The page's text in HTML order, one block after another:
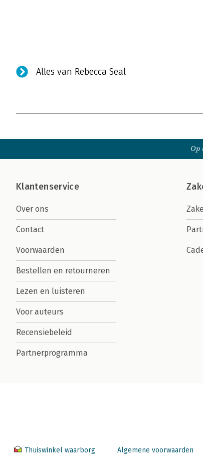
Alles van Rebecca Seal
Op
Klantenservice
Over ons
Contact
Voorwaarden
Bestellen en retourneren
Lezen en luisteren
Voor auteurs
Recensiebeleid
Partnerprogramma
Thuiswinkel waarborg Algemene voorwaarden